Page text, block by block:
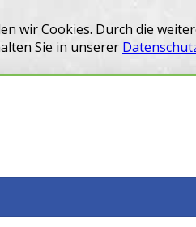
wir Cookies. Durch die
Sie in unserer